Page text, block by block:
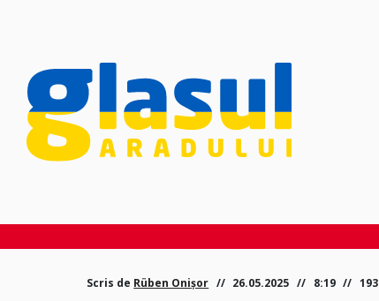
Scris de Rüben Onișor 26.05.2025 8:19 193